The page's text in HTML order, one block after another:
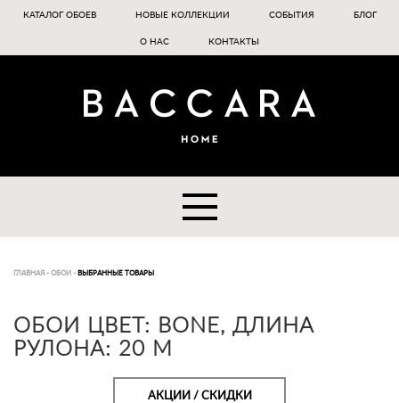
КАТАЛОГ ОБОЕВ НОВЫЕ КОЛЛЕКЦИИ СОБЫТИЯ БЛОГ
О НАС КОНТАКТЫ
ГЛАВНАЯ - ОБОИ - ВЫБРАННЫЕ ТОВАРЫ
ОБОИ ЦВЕТ: BONE, ДЛИНА
РУЛОНА: 20 М
АКЦИИ / СКИДКИ